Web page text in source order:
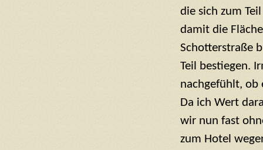
die sich zum
damit die
Schotterstraße
Teil bestiegen.
nachgefühlt, ob
Da ich Wert
wir nun fast
zum Hotel